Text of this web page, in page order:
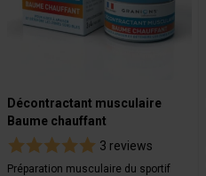
Décontractant musculaire
Baume chauffant
3 reviews
Préparation musculaire du sportif